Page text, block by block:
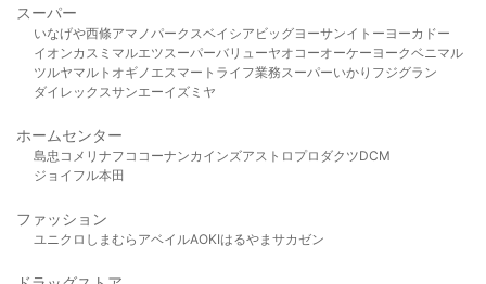
スーパー
いなげや西條アマノパークスベイシア ビッグヨーサンイトーヨーカドー
イオンカスミ マルエツスーパーバリューヤオコーオーケー ヨークベニマル
ツルヤマルト オギノ エスマート ライフ業務スーパーいかり フジグラン
ダイレックスサンエーイズミヤ
ホームセンター
島忠 コメリ ナフコ コーナンカインズアストロプロダクツDCM
ジョイフル本田
ファッション
ユニクロ しまむら アベイルAOKIはるやま サカゼン